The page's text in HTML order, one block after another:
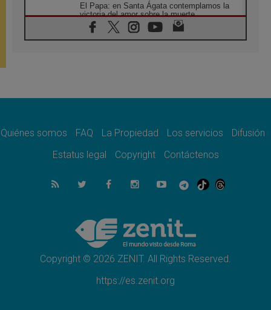
El Papa: en Santa Ágata contemplamos la
victoria del amor sobre la muerte
08.08.2026
León XIV visitará el Santuario de la Madre
07.08.2026
07.08.2026
el compromiso del cristiano"
La matanza de niños en Gaza no cesa: 300
muertos en 300 días
Tagle: La guerra desfigura el mundo, solo la
revelación de Dios lo transfigura
Quiénes somos FAQ La Propiedad Los servicios
Difusión
Estatus legal
Copyright Contáctenos
Copyright © 2026 ZENIT. All Rights Reserved.
https://es.zenit.org